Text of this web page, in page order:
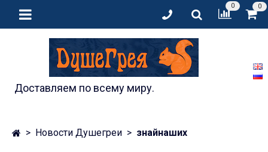
0 0
Доставляем по всему миру.
Новости Душегреи знайнаших